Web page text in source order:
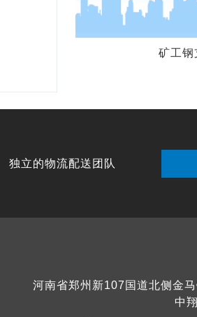
矿工钢
独立的物流配送团队
河南省郑州新107国道北侧金
中